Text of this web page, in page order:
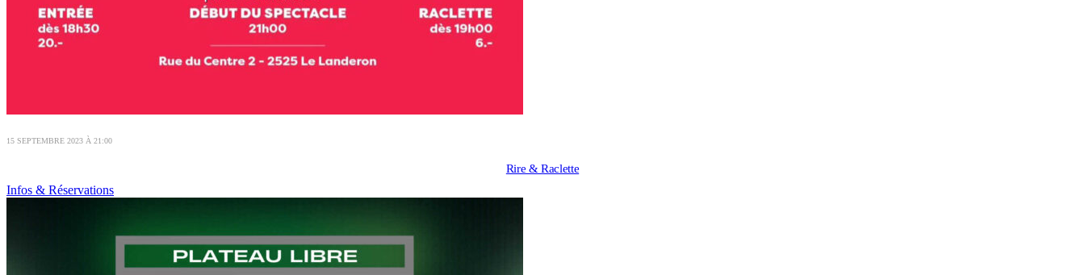
15 SEPTEMBRE 2023 À 21:00
Rire & Raclette
Infos & Réservations